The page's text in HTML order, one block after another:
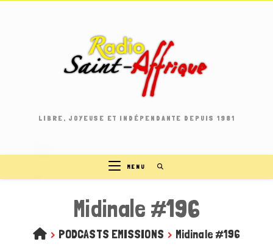
LIBRE, JOYEUSE ET INDÉPENDANTE DEPUIS 1981
MENU
Midinale #196
> PODCASTS EMISSIONS > Midinale #196